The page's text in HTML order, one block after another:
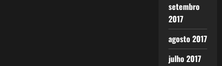
setembro
2017
agosto 2017
julho 2017